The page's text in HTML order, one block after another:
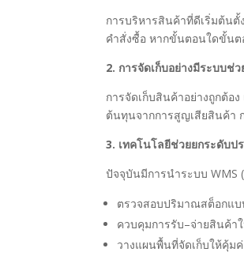
การบริหารสินค้าที่ดีเริ่มต้นตั้
คำสั่งซื้อ หากขั้นตอนใดขั้นต
2. การจัดเก็บอย่างมีระบบช่
การจัดเก็บสินค้าอย่างถูกต้อ
ต้นทุนจากการสูญเสียสินค้า
3. เทคโนโลยีช่วยยกระดับป
ปัจจุบันมีการนำระบบ WMS
ตรวจสอบปริมาณสต็อกแบ
ควบคุมการรับ–จ่ายสินค้า
วางแผนพื้นที่จัดเก็บให้คุ้ม